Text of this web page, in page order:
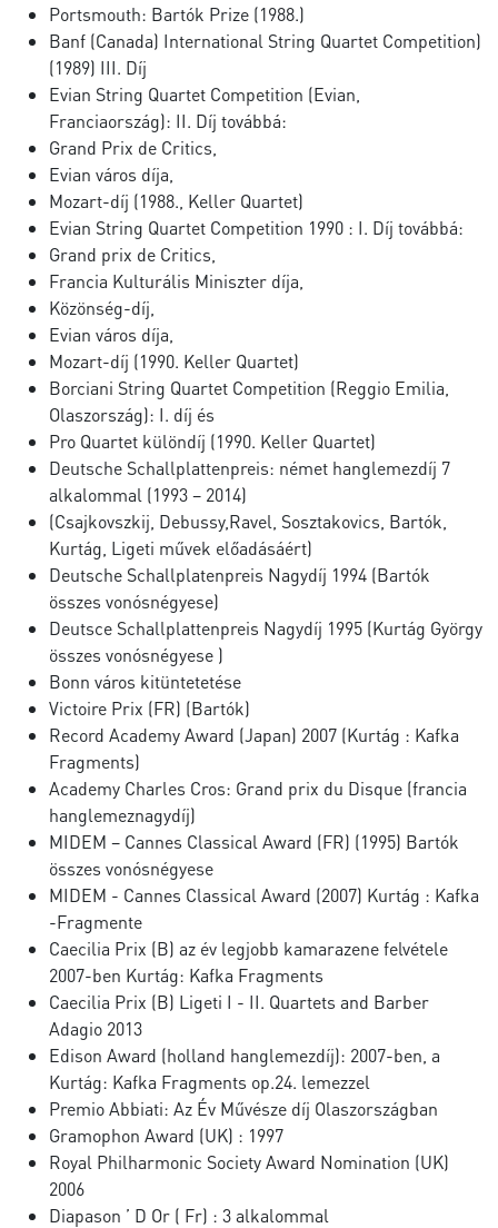
Portsmouth: Bartók Prize (1988.)
Banf (Canada) International String Quartet Competition)
(1989) III. Díj
Evian String Quartet Competition (Evian,
Franciaország): II. Díj továbbá:
Grand Prix de Critics,
Evian város díja,
Mozart-díj (1988., Keller Quartet)
Evian String Quartet Competition 1990 : I. Díj továbbá:
Grand prix de Critics,
Francia Kulturális Miniszter díja,
Közönség-díj,
Evian város díja,
Mozart-díj (1990. Keller Quartet)
Borciani String Quartet Competition (Reggio Emilia,
Olaszország): I. díj és
Pro Quartet különdíj (1990. Keller Quartet)
Deutsche Schallplattenpreis: német hanglemezdíj 7
alkalommal (1993 – 2014)
(Csajkovszkij, Debussy,Ravel, Sosztakovics, Bartók,
Kurtág, Ligeti művek előadásáért)
Deutsche Schallplatenpreis Nagydíj 1994 (Bartók
összes vonósnégyese)
Deutsce Schallplattenpreis Nagydíj 1995 (Kurtág György
összes vonósnégyese )
Bonn város kitüntetetése
Victoire Prix (FR) (Bartók)
Record Academy Award (Japan) 2007 (Kurtág : Kafka
Fragments)
Academy Charles Cros: Grand prix du Disque (francia
hanglemeznagydíj)
MIDEM – Cannes Classical Award (FR) (1995) Bartók
összes vonósnégyese
MIDEM - Cannes Classical Award (2007) Kurtág : Kafka
-Fragmente
Caecilia Prix (B) az év legjobb kamarazene felvétele
2007-ben Kurtág: Kafka Fragments
Caecilia Prix (B) Ligeti I - II. Quartets and Barber
Adagio 2013
Edison Award (holland hanglemezdíj): 2007-ben, a
Kurtág: Kafka Fragments op.24. lemezzel
Premio Abbiati: Az Év Művésze díj Olaszországban
Gramophon Award (UK) : 1997
Royal Philharmonic Society Award Nomination (UK)
2006
Diapason ’ D Or ( Fr) : 3 alkalommal